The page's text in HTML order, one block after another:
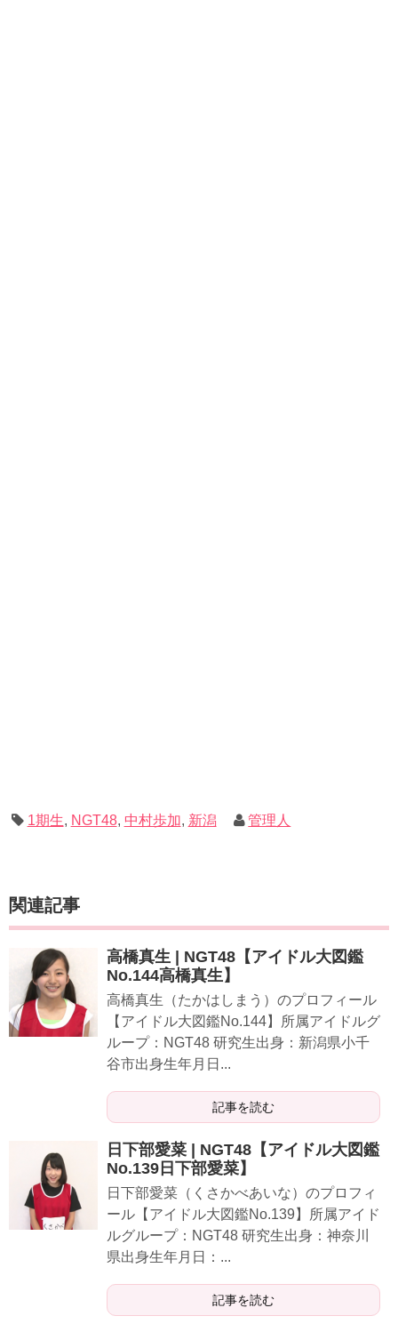
1期生, NGT48, 中村歩加, 新潟 管理人
関連記事
高橋真生 | NGT48【アイドル大図鑑
No.144高橋真生】
高橋真生（たかはしまう）のプロフィール
【アイドル大図鑑No.144】所属アイドルグ
ループ：NGT48 研究生出身：新潟県小千
谷市出身生年月日...
記事を読む
日下部愛菜 | NGT48【アイドル大図鑑
No.139日下部愛菜】
日下部愛菜（くさかべあいな）のプロフィ
ール【アイドル大図鑑No.139】所属アイド
ルグループ：NGT48 研究生出身：神奈川
県出身生年月日：...
記事を読む